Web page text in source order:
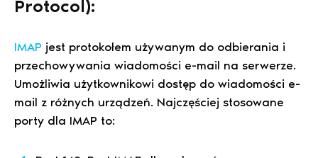
Protocol):
IMAP jest protokołem używanym do odbierania i
przechowywania wiadomości e-mail na serwerze.
Umożliwia użytkownikowi dostęp do wiadomości e-
mail z różnych urządzeń. Najczęściej stosowane
porty dla IMAP to: